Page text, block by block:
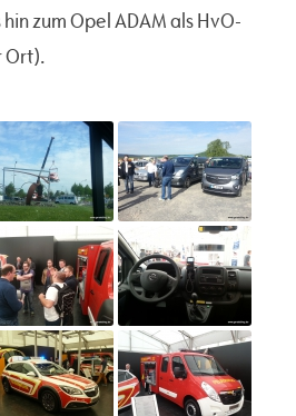
zum Opel ADAM als HvO-
Ort).